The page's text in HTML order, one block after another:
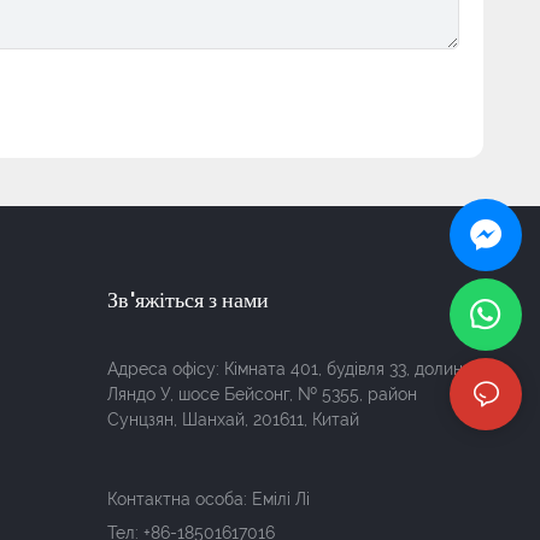
Зв'яжіться з нами
Адреса офісу: Кімната 401, будівля 33, долина
Ляндо У, шосе Бейсонг, № 5355, район
Сунцзян, Шанхай, 201611, Китай
Контактна особа: Емілі Лі
Тел: +86-18501617016